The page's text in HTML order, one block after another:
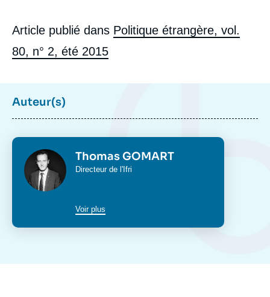
Article publié dans Politique étrangère, vol.
80, n° 2, été 2015
Auteur(s)
Photo Thomas GOMART
Intitulé
Directeur de l'Ifri
Voir plus